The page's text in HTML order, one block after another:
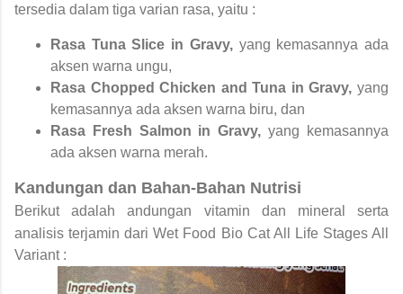
tersedia dalam tiga varian rasa, yaitu :
Rasa Tuna Slice in Gravy,yang kemasannya ada
aksen warna ungu,
Rasa Chopped Chicken and Tuna in Gravy, yang
kemasannya ada aksen warna biru, dan
Rasa Fresh Salmon in Gravy,yang kemasannya
ada aksen warna merah.
Kandungan dan Bahan-Bahan Nutrisi
Berikut adalah andungan vitamin dan mineral serta
analisis terjamin dariWet Food Bio Cat All Life Stages All
Variant :